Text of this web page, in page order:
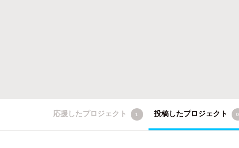
応援したプロジェクト 1 投稿したプロジェクト 0